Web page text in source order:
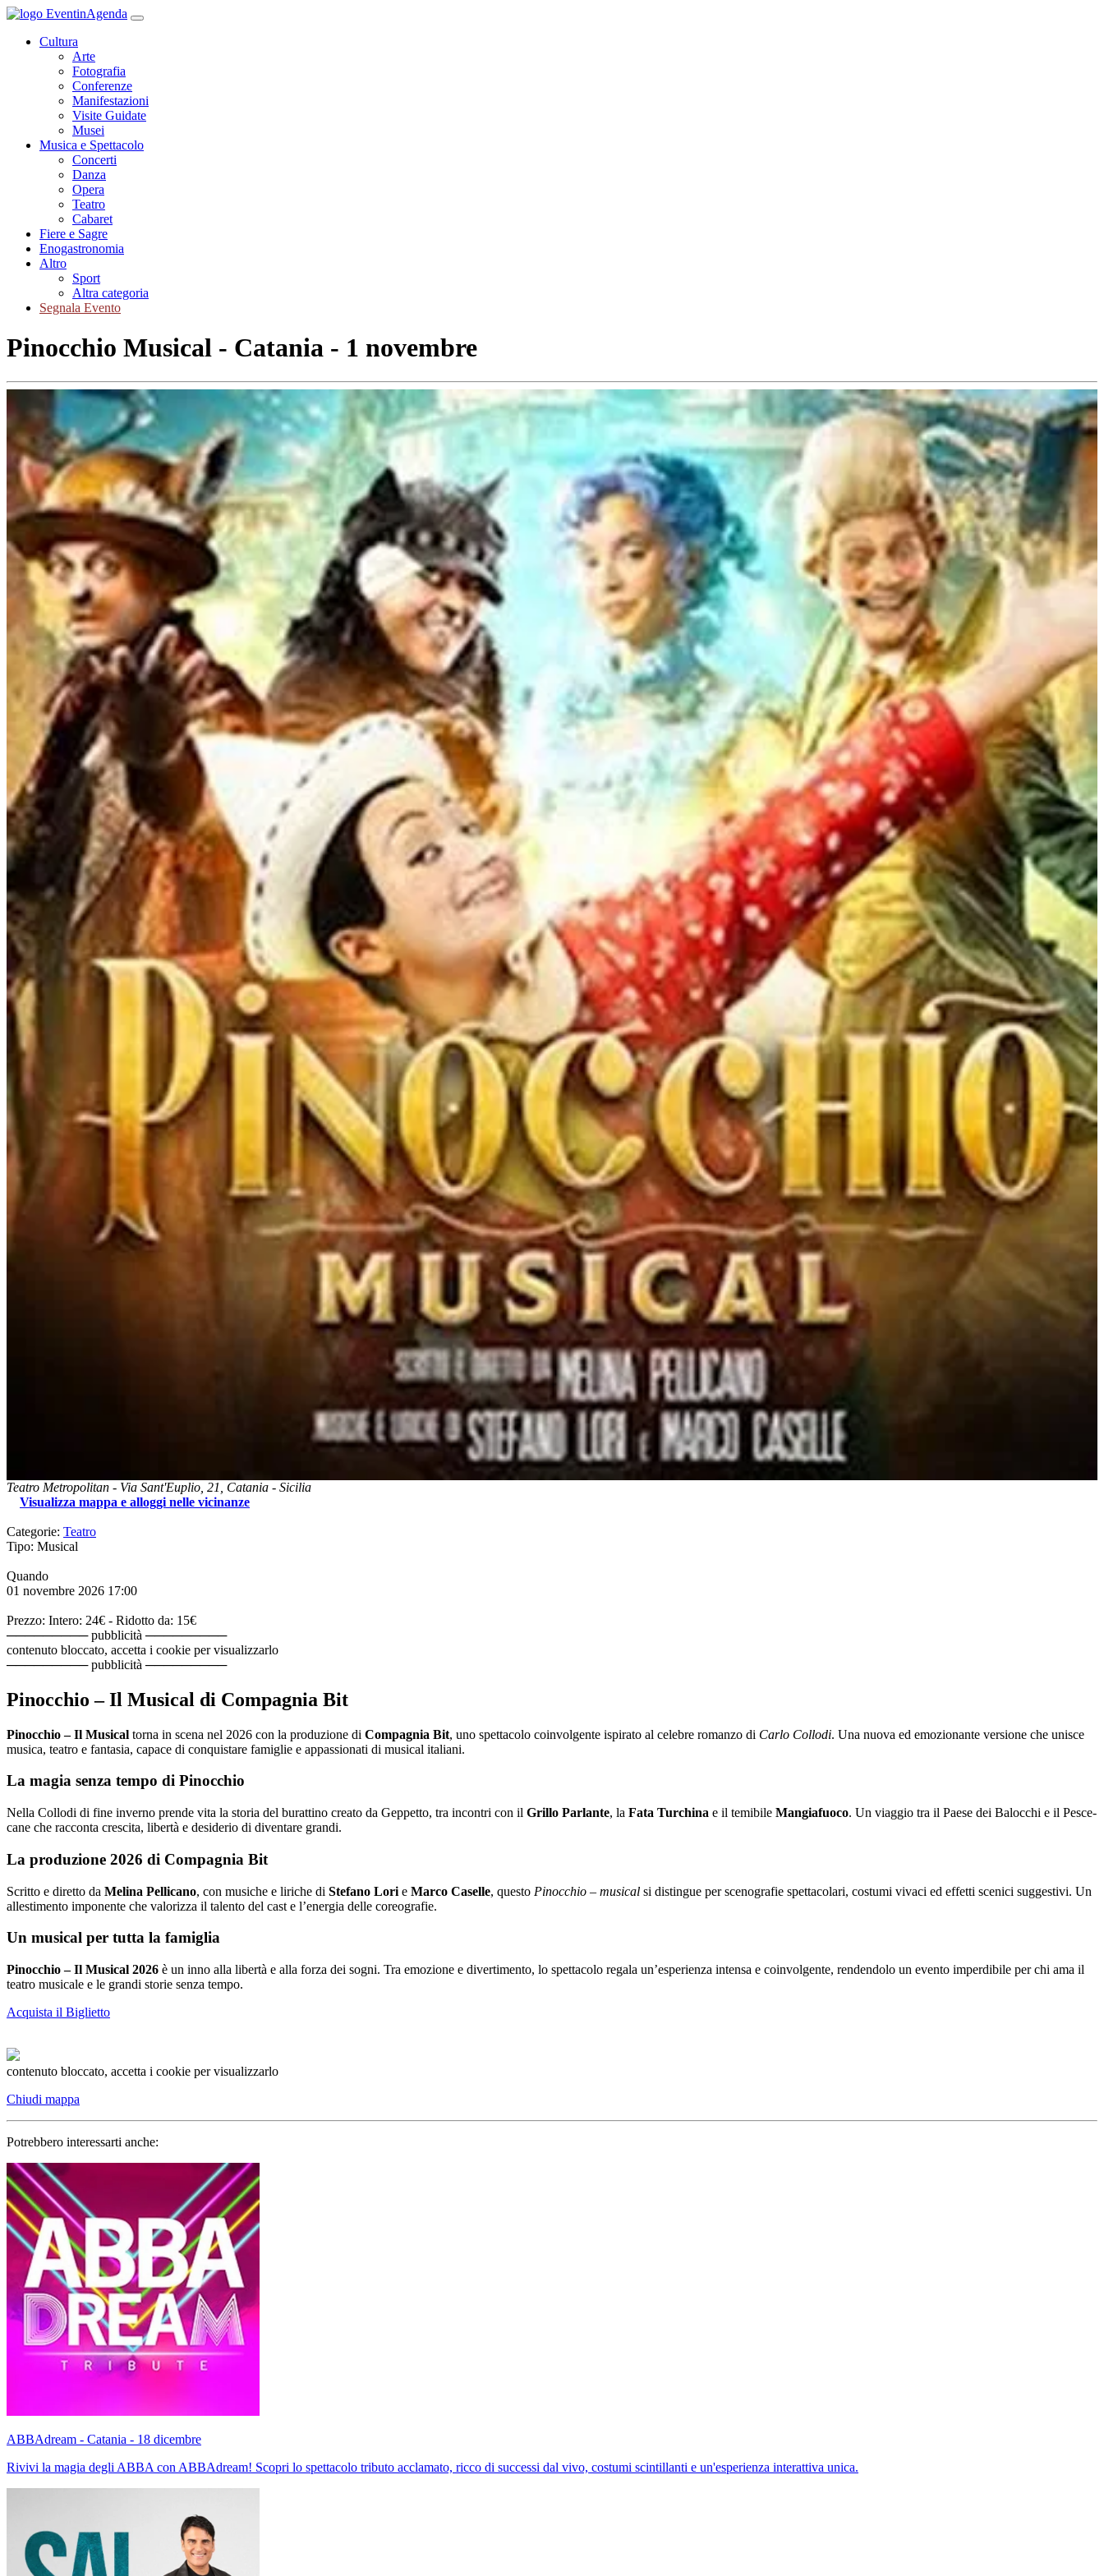
Cultura
Arte
Fotografia
Conferenze
Manifestazioni
Visite Guidate
Musei
Musica e Spettacolo
Concerti
Danza
Opera
Teatro
Cabaret
Fiere e Sagre
Enogastronomia
Altro
Sport
Altra categoria
Segnala Evento
Pinocchio Musical - Catania - 1 novembre
Teatro Metropolitan - Via Sant'Euplio, 21, Catania - Sicilia
Visualizza mappa e alloggi nelle vicinanze
Categorie: Teatro
Tipo: Musical
Quando
01 novembre 2026 17:00
Prezzo: Intero: 24€ - Ridotto da: 15€
───────── pubblicità ─────────
contenuto bloccato, accetta i cookie per visualizzarlo
───────── pubblicità ─────────
Pinocchio – Il Musical di Compagnia Bit
Pinocchio – Il Musical torna in scena nel 2026 con la produzione di Compagnia Bit, uno spettacolo coinvolgente ispirato al celebre romanzo di Carlo Collodi. Una nuova ed emozionante versione che unisce
musica, teatro e fantasia, capace di conquistare famiglie e appassionati di musical italiani.
La magia senza tempo di Pinocchio
Nella Collodi di fine inverno prende vita la storia del burattino creato da Geppetto, tra incontri con il Grillo Parlante, la Fata Turchina e il temibile Mangiafuoco. Un viaggio tra il Paese dei Balocchi e il Pesce-
cane che racconta crescita, libertà e desiderio di diventare grandi.
La produzione 2026 di Compagnia Bit
Scritto e diretto da Melina Pellicano, con musiche e liriche di Stefano Lori e Marco Caselle, questo Pinocchio – musical si distingue per scenografie spettacolari, costumi vivaci ed effetti scenici suggestivi. Un
allestimento imponente che valorizza il talento del cast e l’energia delle coreografie.
Un musical per tutta la famiglia
Pinocchio – Il Musical 2026 è un inno alla libertà e alla forza dei sogni. Tra emozione e divertimento, lo spettacolo regala un’esperienza intensa e coinvolgente, rendendolo un evento imperdibile per chi ama il
teatro musicale e le grandi storie senza tempo.
Acquista il Biglietto
contenuto bloccato, accetta i cookie per visualizzarlo
Chiudi mappa
Potrebbero interessarti anche:
ABBAdream - Catania - 18 dicembre
Rivivi la magia degli ABBA con ABBAdream! Scopri lo spettacolo tributo acclamato, ricco di successi dal vivo, costumi scintillanti e un'esperienza interattiva unica.